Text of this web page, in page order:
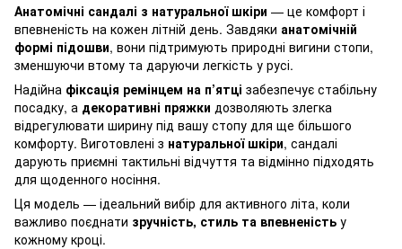
Анатомічні сандалі з натуральної шкіри — це комфорт і
впевненість на кожен літній день. Завдяки анатомічній
формі підошви, вони підтримують природні вигини стопи,
зменшуючи втому та даруючи легкість у русі.
Надійна фіксація ремінцем на п’ятці забезпечує стабільну
посадку, а декоративні пряжки дозволяють злегка
відрегулювати ширину під вашу стопу для ще більшого
комфорту. Виготовлені з натуральної шкіри, сандалі
дарують приємні тактильні відчуття та відмінно підходять
для щоденного носіння.
Ця модель — ідеальний вибір для активного літа, коли
важливо поєднати зручність, стиль та впевненість у
кожному кроці.